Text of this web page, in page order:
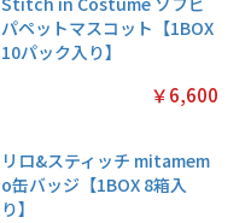
パペットマスコット【1BOX
10パック入り】
￥6,600
リロ&スティッチ mitamem
o缶バッジ【1BOX 8箱入
り】